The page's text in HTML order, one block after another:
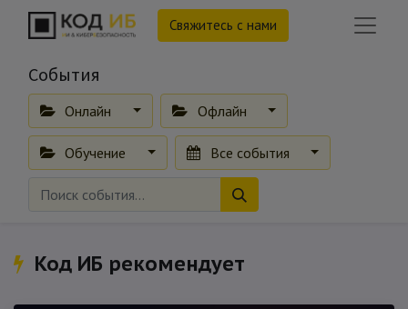
Свяжитесь с нами
События
Онлайн Офлайн
Обучение Все события
Код ИБ рекомендует